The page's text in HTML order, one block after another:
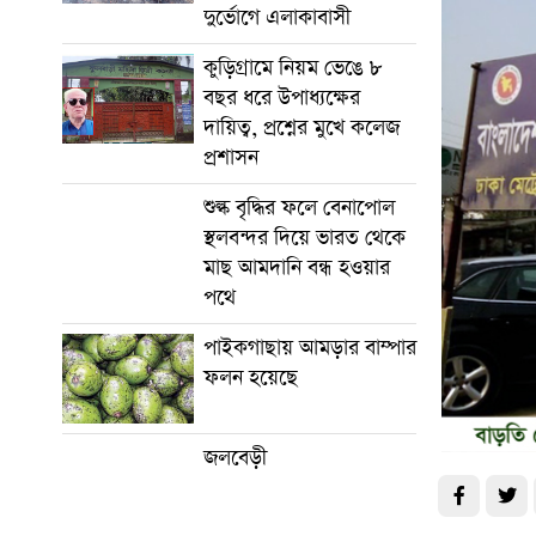
দুর্ভোগে এলাকাবাসী
কুড়িগ্রামে নিয়ম ভেঙে ৮
বছর ধরে উপাধ্যক্ষের
দায়িত্ব, প্রশ্নের মুখে কলেজ
প্রশাসন
শুল্ক বৃদ্ধির ফলে বেনাপোল
স্থলবন্দর দিয়ে ভারত থেকে
মাছ আমদানি বন্ধ হওয়ার
পথে
পাইকগাছায় আমড়ার বাম্পার
ফলন হয়েছে
জলবেড়ী